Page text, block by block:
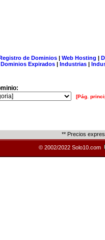
de Dominios| Web Hosting |
Dominios Expirados | Industrias |
[Pág.
** Precios
© 2002/2022 Solo10.com